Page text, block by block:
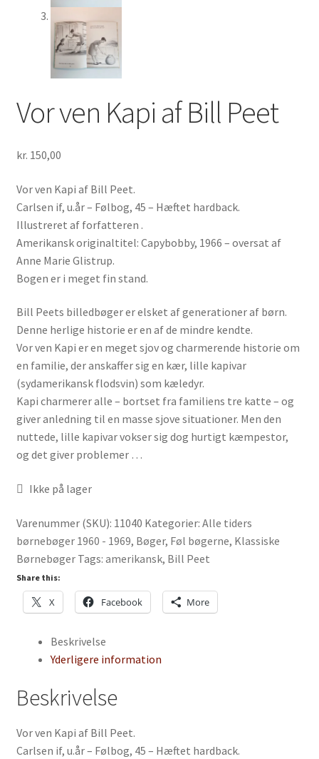
Vor ven Kapi af Bill Peet
kr. 150,00
Vor ven Kapi af Bill Peet.
Carlsen if, u.år – Følbog, 45 – Hæftet hardback.
Illustreret af forfatteren .
Amerikansk originaltitel: Capybobby, 1966 – oversat af
Anne Marie Glistrup.
Bogen er i meget fin stand.
Bill Peets billedbøger er elsket af generationer af børn.
Denne herlige historie er en af de mindre kendte.
Vor ven Kapi er en meget sjov og charmerende historie om
en familie, der anskaffer sig en kær, lille kapivar
(sydamerikansk flodsvin) som kæledyr.
Kapi charmerer alle – bortset fra familiens tre katte – og
giver anledning til en masse sjove situationer. Men den
nuttede, lille kapivar vokser sig dog hurtigt kæmpestor,
og det giver problemer …
Ikke på lager
Varenummer (SKU): 11040 Kategorier: Alle tiders
børnebøger 1960 - 1969, Bøger, Føl bøgerne, Klassiske
Børnebøger Tags: amerikansk, Bill Peet
Share this:
X Facebook More
Beskrivelse
Yderligere information
Beskrivelse
Vor ven Kapi af Bill Peet.
Carlsen if, u.år – Følbog, 45 – Hæftet hardback.